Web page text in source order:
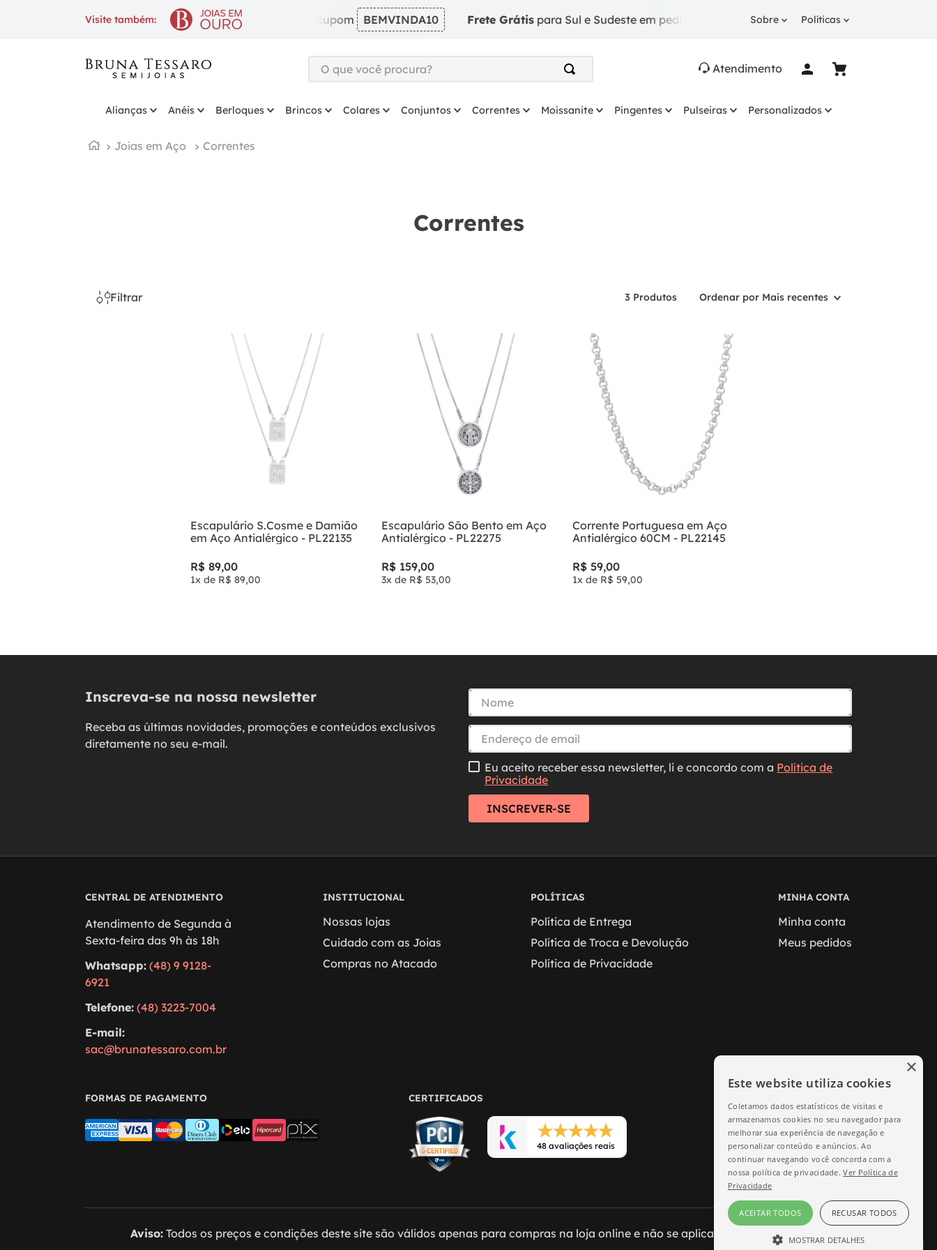
Visite também:
10% OFF na 1ª compra com cupom BEMVINDA10 Frete Grátis para Sul e Sudeste em pedidos a partir de R$ 249. 10% OFFna 1ª compra
Sobre Políticas
O que você procura?
10
Atendimento
Alianças Anéis Berloques Brincos Colares Conjuntos Correntes Moissanite Pingentes Pulseiras Personalizados
Joias em Aço Correntes
Correntes
Filtrar 3 Produtos Ordenar por Mais recentes
Escapulário S.Cosme e Damião
em Aço Antialérgico - PL22135
R$ 89,00
1x de R$ 89,00
Escapulário São Bento em Aço
Antialérgico - PL22275
R$ 159,00
3x de R$ 53,00
Corrente Portuguesa em Aço
Antialérgico 60CM - PL22145
R$ 59,00
1x de R$ 59,00
Inscreva-se na nossa newsletter
Receba as últimas novidades, promoções e conteúdos exclusivos
diretamente no seu e-mail.
Eu aceito receber essa newsletter, li e concordo com a Política de
Privacidade
INSCREVER-SE
CENTRAL DE ATENDIMENTO
Atendimento de Segunda à
Sexta-feira das 9h às 18h
Whatsapp: (48) 9 9128-
6921
Telefone: (48) 3223-7004
E-mail:
sac@brunatessaro.com.br
INSTITUCIONAL
Nossas lojas
Cuidado com as Joias
Compras no Atacado
POLÍTICAS
Política de Entrega
Política de Troca e Devolução
Política de Privacidade
MINHA CONTA
Minha conta
Meus pedidos
FORMAS DE PAGAMENTO CERTIFICADOS
48 avaliações reais
Aviso:Todos os preços e condições deste site são válidos apenas para compras na loja online e não se aplicam às lojas físicas.
Este website utiliza cookies
Coletamos dados estatísticos de visitas e
armazenamos cookies no seu navegador para
melhorar sua experiência de navegação e
personalizar conteúdo e anúncios. Ao
continuar navegando você concorda com a
nossa política de privacidade.Ver Política de
Privacidade
ACEITAR TODOS RECUSAR TODOS
MOSTRAR DETALHES
×